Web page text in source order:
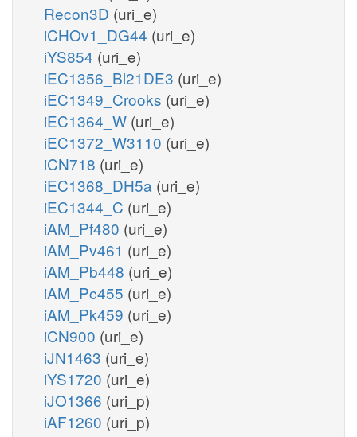
Recon3D (uri_e)
iCHOv1_DG44 (uri_e)
iYS854 (uri_e)
iEC1356_Bl21DE3 (uri_e)
iEC1349_Crooks (uri_e)
iEC1364_W (uri_e)
iEC1372_W3110 (uri_e)
iCN718 (uri_e)
iEC1368_DH5a (uri_e)
iEC1344_C (uri_e)
iAM_Pf480 (uri_e)
iAM_Pv461 (uri_e)
iAM_Pb448 (uri_e)
iAM_Pc455 (uri_e)
iAM_Pk459 (uri_e)
iCN900 (uri_e)
iJN1463 (uri_e)
iYS1720 (uri_e)
iJO1366 (uri_p)
iAF1260 (uri_p)